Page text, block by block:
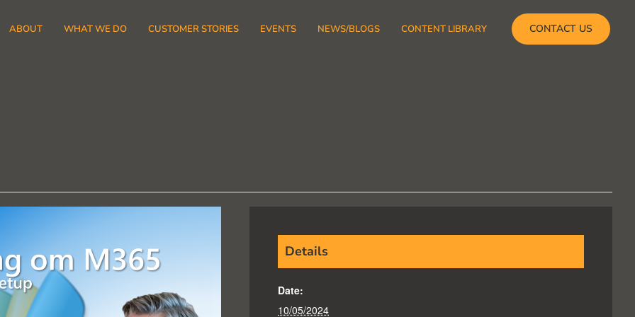
ABOUT WHAT WE DO CUSTOMER STORIES EVENTS NEWS/BLOGS CONTENT LIBRARY CONTACT US
Details
Date:
10/05/2024